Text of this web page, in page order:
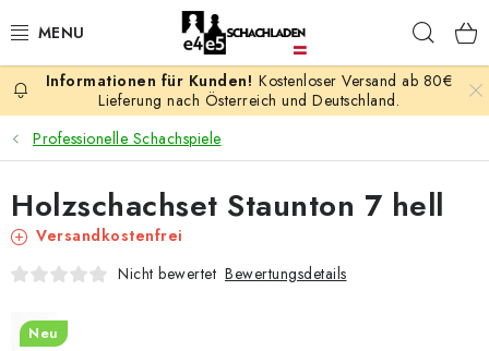
Inhalt
AKTION
SCHACHSPIELE
SCHACHFIGUREN
SCHACHBRETTER
SCHACHUHREN
Kostenloser Versand ab 80€
Lieferung nach Österreich und Deutschland.
Professionelle Schachspiele
Holzschachset Staunton 7 hell
Versandkostenfrei
Nicht bewertet Bewertungsdetails
Neu